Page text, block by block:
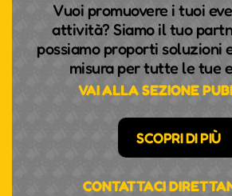
Vuoi promuovere i tuoi
attività? Siamo il tuo
possiamo proporti soluzioni
misura per tutte le tue
VAI ALLA SEZIONE
SCOPRI DI PIÙ
CONTATTACI